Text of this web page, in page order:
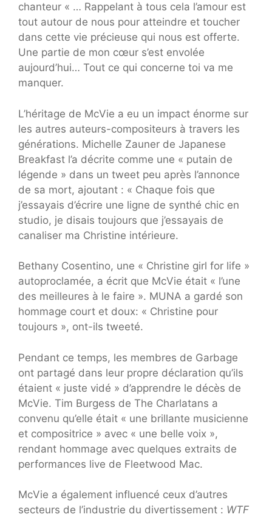
chanteur « … Rappelant à tous cela l’amour est
tout autour de nous pour atteindre et toucher
dans cette vie précieuse qui nous est offerte.
Une partie de mon cœur s’est envolée
aujourd’hui… Tout ce qui concerne toi va me
manquer.
L’héritage de McVie a eu un impact énorme sur
les autres auteurs-compositeurs à travers les
générations. Michelle Zauner de Japanese
Breakfast l’a décrite comme une « putain de
légende » dans un tweet peu après l’annonce
de sa mort, ajoutant : « Chaque fois que
j’essayais d’écrire une ligne de synthé chic en
studio, je disais toujours que j’essayais de
canaliser ma Christine intérieure.
Bethany Cosentino, une « Christine girl for life »
autoproclamée, a écrit que McVie était « l’une
des meilleures à le faire ». MUNA a gardé son
hommage court et doux: « Christine pour
toujours », ont-ils tweeté.
Pendant ce temps, les membres de Garbage
ont partagé dans leur propre déclaration qu’ils
étaient « juste vidé » d’apprendre le décès de
McVie. Tim Burgess de The Charlatans a
convenu qu’elle était « une brillante musicienne
et compositrice » avec « une belle voix »,
rendant hommage avec quelques extraits de
performances live de Fleetwood Mac.
McVie a également influencé ceux d’autres
secteurs de l’industrie du divertissement : WTF